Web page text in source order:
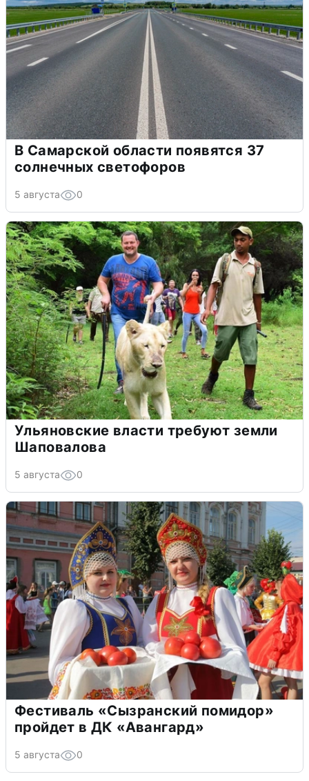
В Самарской области появятся 37
солнечных светофоров
5 августа 0
Ульяновские власти требуют земли
Шаповалова
5 августа 0
Фестиваль «Сызранский помидор»
пройдет в ДК «Авангард»
5 августа 0